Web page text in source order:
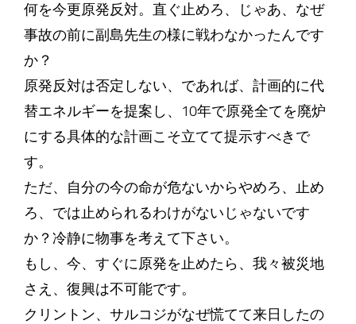
何を今更原発反対。直ぐ止めろ、じゃあ、なぜ
事故の前に副島先生の様に戦わなかったんです
か？
原発反対は否定しない、であれば、計画的に代
替エネルギーを提案し、10年で原発全てを廃炉
にする具体的な計画こそ立てて提示すべきで
す。
ただ、自分の今の命が危ないからやめろ、止め
ろ、では止められるわけがないじゃないです
か？冷静に物事を考えて下さい。
もし、今、すぐに原発を止めたら、我々被災地
さえ、復興は不可能です。
クリントン、サルコジがなぜ慌てて来日したの